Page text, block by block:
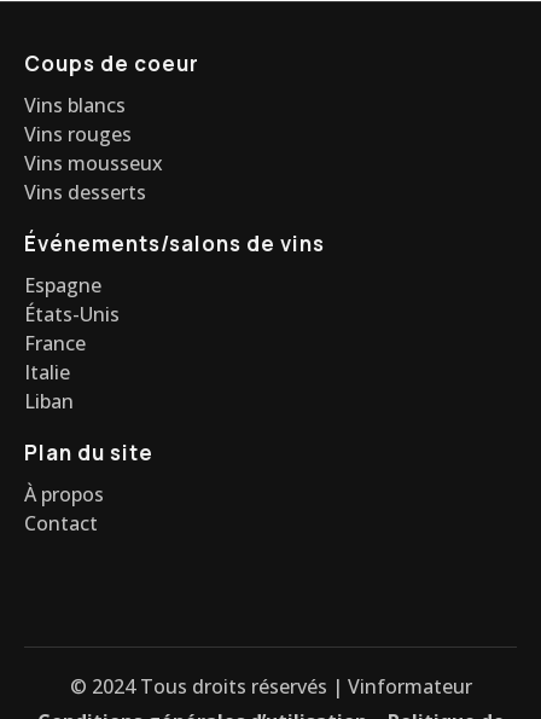
Coups de coeur
Vins blancs
Vins rouges
Vins mousseux
Vins desserts
Événements/salons de vins
Espagne
États-Unis
France
Italie
Liban
Plan du site
À propos
Contact
© 2024 Tous droits réservés | Vinformateur